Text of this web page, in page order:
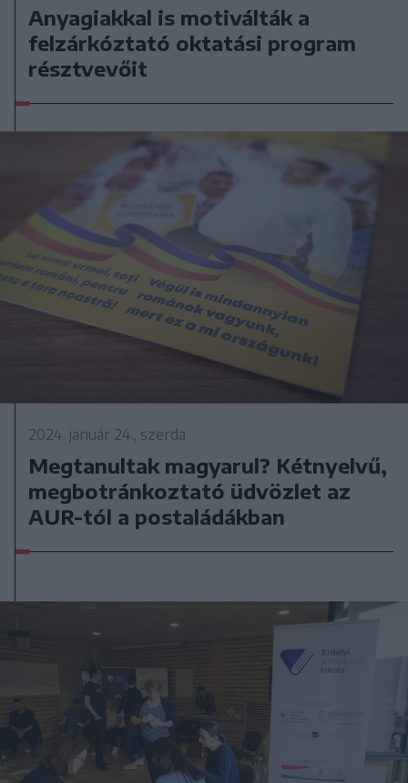
Anyagiakkal is motiválták a
felzárkóztató oktatási program
résztvevőit
2024. január 24., szerda
Megtanultak magyarul? Kétnyelvű,
megbotránkoztató üdvözlet az
AUR-tól a postaládákban